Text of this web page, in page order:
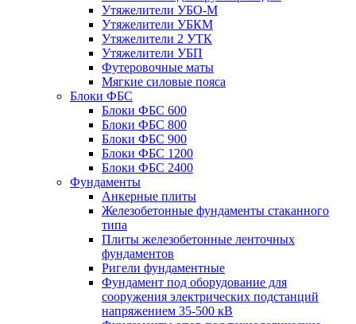
Утяжелители УБО-М
Утяжелители УБКМ
Утяжелители 2 УТК
Утяжелители УБП
Футеровочные маты
Мягкие силовые пояса
Блоки ФБС
Блоки ФБС 600
Блоки ФБС 800
Блоки ФБС 900
Блоки ФБС 1200
Блоки ФБС 2400
Фундаменты
Анкерные плиты
Железобетонные фундаменты стаканного
типа
Плиты железобетонные ленточных
фундаментов
Ригели фундаментные
Фундамент под оборудование для
сооружения электрических подстанций
напряжением 35-500 кВ